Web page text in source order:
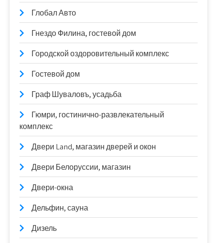
Глобал Авто
Гнездо Филина, гостевой дом
Городской оздоровительный комплекс
Гостевой дом
Граф Шуваловъ, усадьба
Гюмри, гостинично-развлекательный
комплекс
Двери Land, магазин дверей и окон
Двери Белоруссии, магазин
Двери-окна
Дельфин, сауна
Дизель